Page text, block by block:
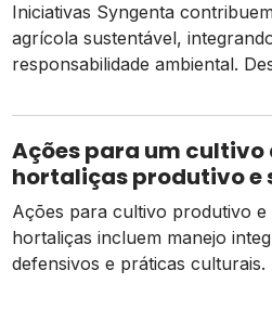
Iniciativas Syngenta
agrícola sustentável,
responsabilidade ambiental.
uma realidade. No ano de
marca de 8 bilhões de
deve crescer nas próximas
alternativas já estão sendo […]
Ações para um cultivo
hortaliças produtivo e
Ações para cultivo produtivo
hortaliças incluem manejo
defensivos e práticas culturais.